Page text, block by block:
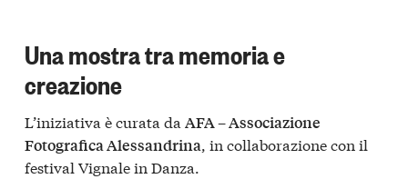
Una mostra tra memoria e
creazione
L’iniziativa è curata da AFA – Associazione
Fotografica Alessandrina, in collaborazione con il
festival Vignale in Danza.